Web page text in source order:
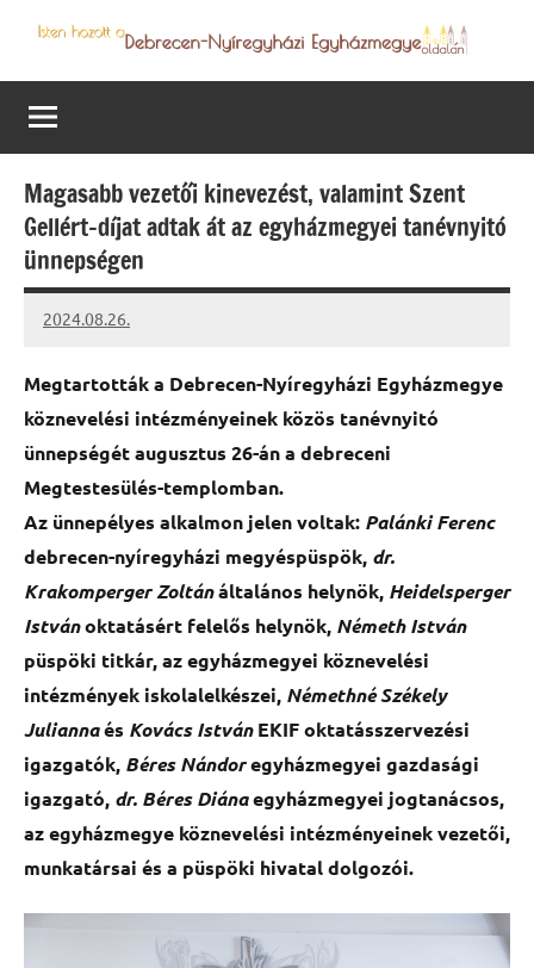
content
Debrecen-
Nyíregyházi
Egyházmegye
programjai
Magasabb vezetői kinevezést, valamint Szent
Gellért-díjat adtak át az egyházmegyei tanévnyitó
ünnepségen
2024.08.26.
kovacs.agi
Megtartották a Debrecen-Nyíregyházi Egyházmegye
köznevelési intézményeinek közös tanévnyitó
ünnepségét augusztus 26-án a debreceni
Megtestesülés-templomban.
Az ünnepélyes alkalmon jelen voltak: Palánki Ferenc
debrecen-nyíregyházi megyéspüspök, dr.
Krakomperger Zoltánáltalános helynök, Heidelsperger
Istvánoktatásért felelős helynök, Németh István
püspöki titkár, az egyházmegyei köznevelési
intézmények iskolalelkészei, Némethné Székely
Juliannaés Kovács IstvánEKIF oktatásszervezési
igazgatók, Béres Nándoregyházmegyei gazdasági
igazgató, dr. Béres Diánaegyházmegyei jogtanácsos,
az egyházmegye köznevelési intézményeinek vezetői,
munkatársai és a püspöki hivatal dolgozói.